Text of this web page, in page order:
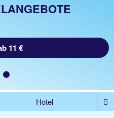
324 €
11 €
Hotel